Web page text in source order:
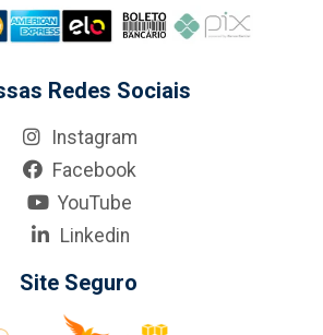
Redes Sociais
Instagram
Facebook
YouTube
Linkedin
Site Seguro